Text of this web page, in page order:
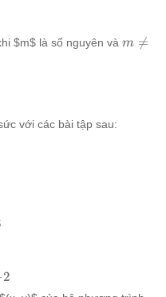
2
-
$m$ là số nguyên và m
m 
=
với các bài tập sau:
2